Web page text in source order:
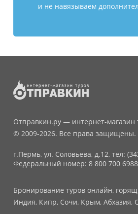
и не навязываем
Отправкин.ру — интернет-магазин
© 2009-2026. Все права защищены.
г.Пермь, ул. Соловьева, д.12, тел:
Федеральный номер: 8 800 700
Бронирование туров онлайн,
Индия, Кипр, Сочи, Крым, Абхазия,